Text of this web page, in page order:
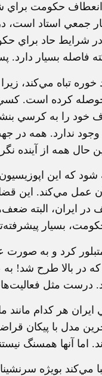
انعطاف حكومت
جمعي استاد است،
شرايط حاد براي
فاصله بسيار دارد.
تباه مي‌كند،
كرده است.
را به كرسي
وجود ندارد. همه
همه از آينده
كه اين
عمل مي‌كند. اين
در ايران، البته
بسيار
متبلور كرد و به
بالا طرح شد! به
درست مثل
هر كدام مانند
مدل با پيكان
آنها همسنگ
مي‌كند بويژه